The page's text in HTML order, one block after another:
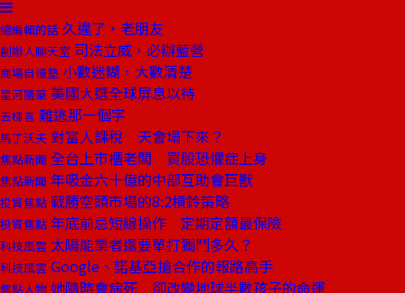
總編輯的話 久違了，老朋友
創辦人聊天室 司法立威，必辦藍營
商場自慢塾 小數迷糊，大數清楚
星河隨筆 美國大選全球屏息以待
去梯言 難逃那一個字
馬丁沃夫 對富人課稅 天會塌下來？
焦點新聞 全台上市櫃老闆 買股恐懼症上身
焦點新聞 年吸金六十億的中部互助會巨獸
投資焦點 戰勝空頭市場的8:2槓鈴策略
投資焦點 年底前忌短線操作 定期定額最保險
科技風雲 太陽能業者還要單打獨鬥多久？
科技風雲 Google、諾基亞搶合作的報路高手
焦點人物 她隨時會病死 卻改變地球半數孩子的命運